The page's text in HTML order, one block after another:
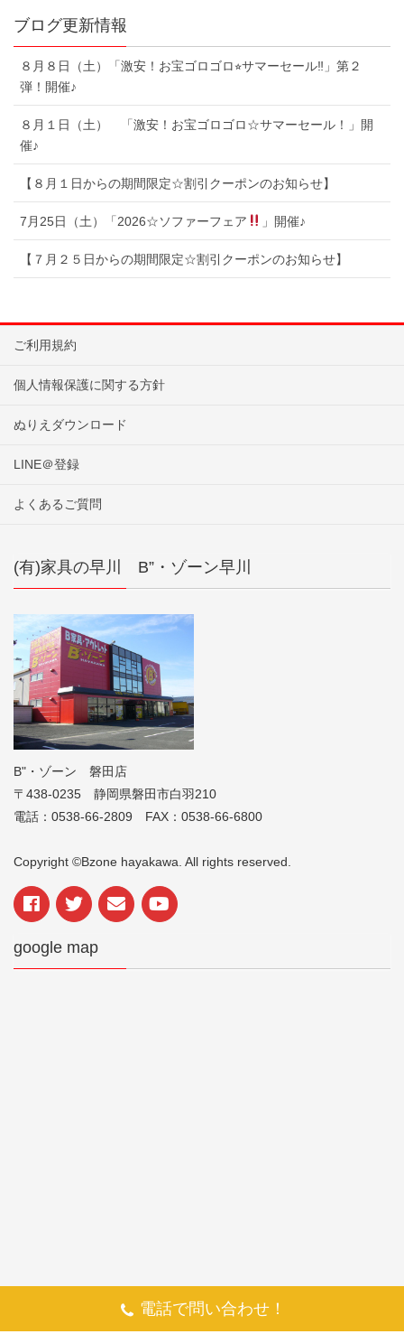
ブログ更新情報
８月８日（土）「激安！お宝ゴロゴロ⭐︎サマーセール‼︎」第２
弾！開催♪
８月１日（土） 「激安！お宝ゴロゴロ☆サマーセール！」開
催♪
【８月１日からの期間限定☆割引クーポンのお知らせ】
7月25日（土）「2026☆ソファーフェア 」開催♪
【７月２５日からの期間限定☆割引クーポンのお知らせ】
ご利用規約
個人情報保護に関する方針
ぬりえダウンロード
LINE＠登録
よくあるご質問
(有)家具の早川 B”・ゾーン早川
B"・ゾーン 磐田店
〒438-0235 静岡県磐田市白羽210
電話：0538-66-2809 FAX：0538-66-6800
Copyright ©Bzone hayakawa. All rights reserved.
google map
電話で問い合わせ！